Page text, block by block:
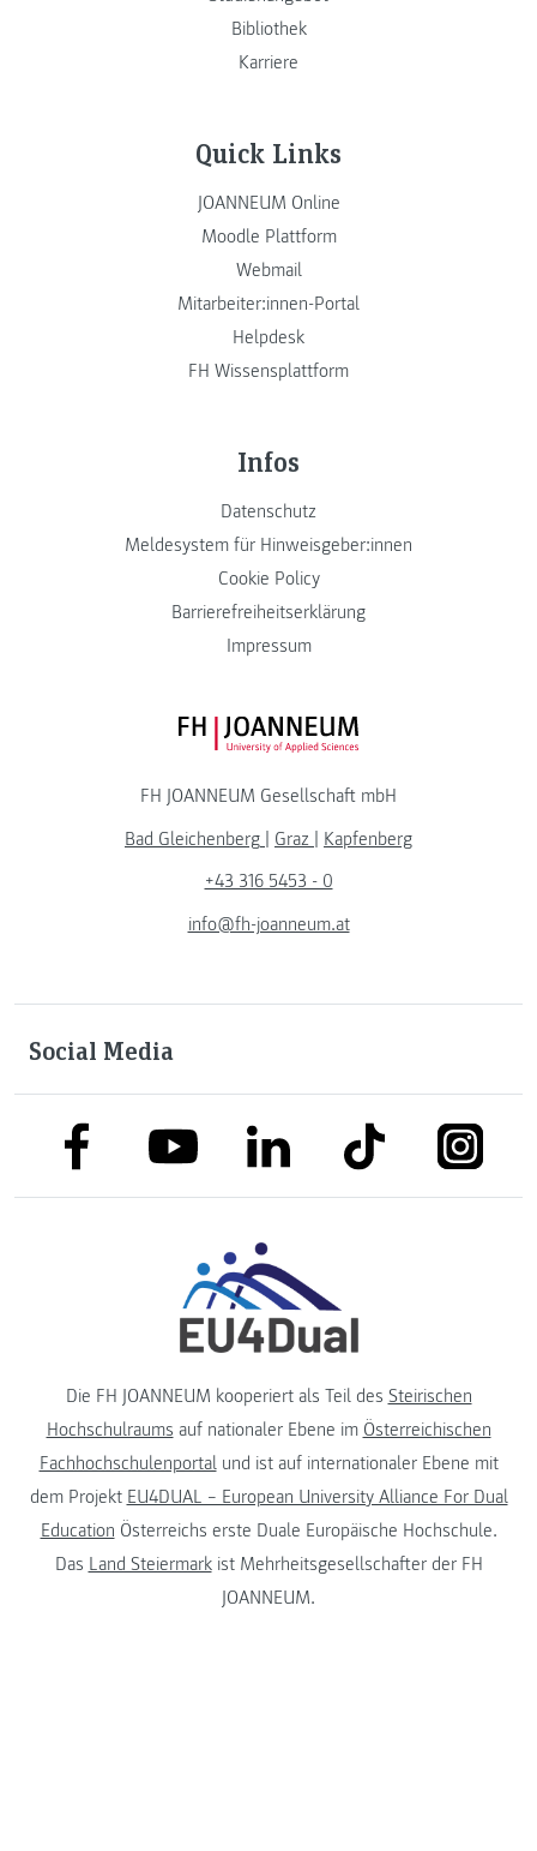
Bibliothek
Karriere
Quick Links
JOANNEUM Online
Moodle Plattform
Webmail
Mitarbeiter:innen-Portal
Helpdesk
FH Wissensplattform
Infos
Datenschutz
Meldesystem für Hinweisgeber:innen
Cookie Policy
Barrierefreiheitserklärung
Impressum
FH JOANNEUM Logo
FH JOANNEUM Gesellschaft mbH
Bad Gleichenberg | Graz | Kapfenberg
+43 316 5453 - 0
info@fh-joanneum.at
Social Media
link to facebooklink to youtubelink to linkedinlink to tiktok link to
Die FH JOANNEUM kooperiert als Teil des Steirischen
Hochschulraums auf nationaler Ebene im Österreichischen
Fachhochschulenportalund ist auf internationaler Ebene mit
dem Projekt EU4DUAL – European University Alliance For Dual
Education Österreichs erste Duale Europäische Hochschule.
Das Land Steiermarkist Mehrheitsgesellschafter der FH
JOANNEUM.